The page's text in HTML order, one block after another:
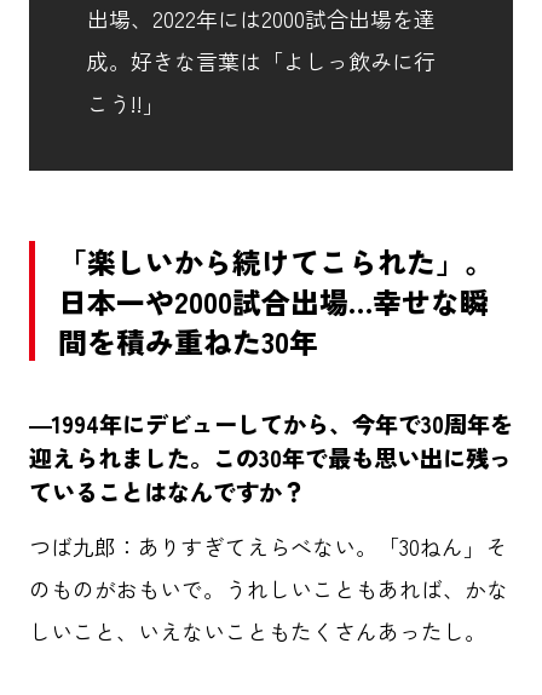
出場、2022年には2000試合出場を達
成。好きな言葉は「よしっ飲みに行
こう!!」
「楽しいから続けてこられた」。
日本一や2000試合出場…幸せな瞬
間を積み重ねた30年
―1994年にデビューしてから、今年で30周年を
迎えられました。この30年で最も思い出に残っ
ていることはなんですか？
つば九郎：ありすぎてえらべない。「30ねん」そ
のものがおもいで。うれしいこともあれば、かな
しいこと、いえないこともたくさんあったし。